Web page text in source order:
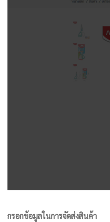
กรอกข้อมูลในการจัดส่งสินค้า